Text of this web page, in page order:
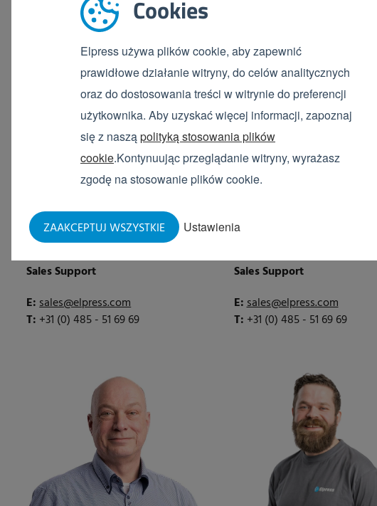
Cookies
Elpress używa plików cookie, aby zapewnić
prawidłowe działanie witryny, do celów analitycznych
oraz do dostosowania treści w witrynie do preferencji
użytkownika. Aby uzyskać więcej informacji, zapoznaj
się z nasząpolityką stosowania plików
cookie.Kontynuując przeglądanie witryny, wyrażasz
zgodę na stosowanie plików cookie.
Ustawienia
ZAAKCEPTUJ WSZYSTKIE
Esther Revet
Sales Support
E:sales@elpress.com
T: +31 (0) 485 - 51 69 69
Philip Jonkhart
Sales Support
E:sales@elpress.com
T: +31 (0) 485 - 51 69 69